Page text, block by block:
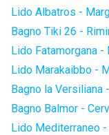
Lido Albatros -
Bagno Tiki 26 -
Lido Fatamorgana -
Lido Marakaibbo -
Bagno la Versiliana
Bagno Balmor -
Lido Mediterraneo -